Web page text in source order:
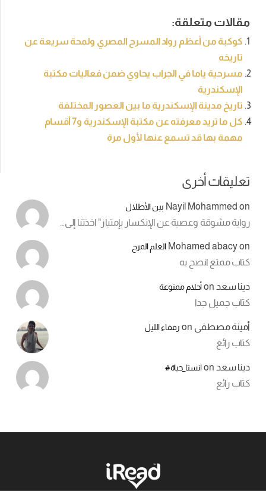
مقالات متعلقة:
كوكبة من أعظم رواد المسرح المصري ولمحة سريعة عن
تاريخه
مسرحية ياما في الجراب يحاوي ضمن فعاليات مكتبة
الإسكندرية
تاريخ مدينة الإسكندرية ما بين العصور المختلفة
كل ما تريد معرفته عن مكتبة الإسكندرية و7 أقسام
مهمة بها قد تسمع عنها لأول مرة
تعليقات أخرى
Nayil Mohammed on بين الأطلال
رواية مشوقة وعصية عن الإنكسار بإمتياز" اخذتنا إلى…
Mohamed abacyon العلم المرح
كتاب ممتع انصح به
دينا سعد onأحلام ممنوعة
كتاب جميل جدا
أمينة مصطفى on رفقاء الليل
كتاب رائع
دينا سعد onانستا_حياة#
كتاب رائع